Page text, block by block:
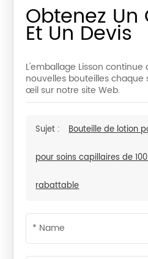
Obtenez
Et Un Devis
L'emballage Lisson
nouvelles bouteilles chaque
œil sur notre site Web.
Sujet : Bouteille de lotion
pour soins capillaires de
rabattable